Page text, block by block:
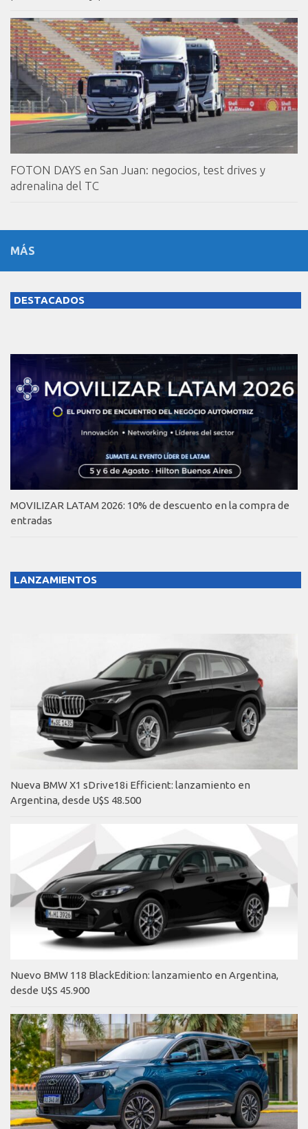
FOTON DAYS en San Juan: negocios, test drives y
adrenalina del TC
MÁS
DESTACADOS
MOVILIZAR LATAM 2026: 10% de descuento en la compra de
entradas
LANZAMIENTOS
Nueva BMW X1 sDrive18i Efficient: lanzamiento en
Argentina, desde U$S 48.500
Nuevo BMW 118 BlackEdition: lanzamiento en Argentina,
desde U$S 45.900